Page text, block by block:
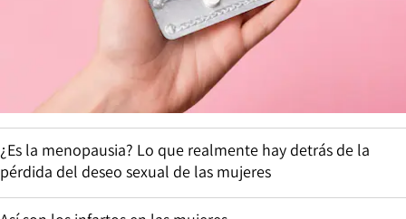
¿Es la menopausia? Lo que realmente hay detrás de la
pérdida del deseo sexual de las mujeres